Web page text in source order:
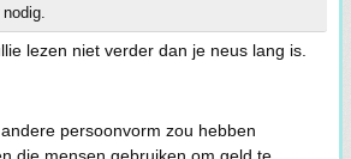
lezen niet verder dan je neus lang is.
persoonvorm zou hebben
die mensen gebruiken om geld te